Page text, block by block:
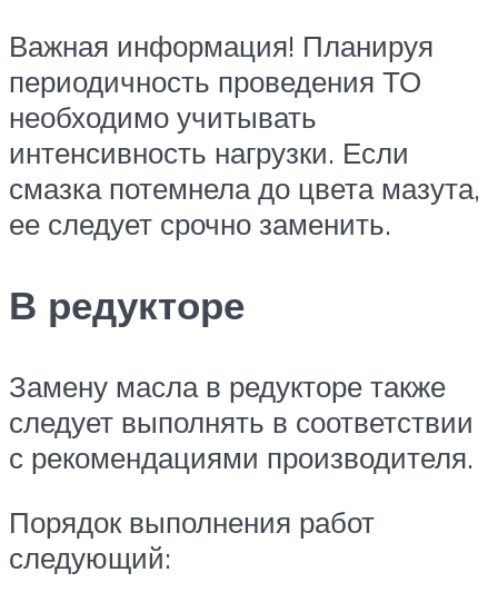
Важная информация! Планируя
периодичность проведения ТО
необходимо учитывать
интенсивность нагрузки. Если
смазка потемнела до цвета мазута,
ее следует срочно заменить.
В редукторе
Замену масла в редукторе также
следует выполнять в соответствии
с рекомендациями производителя.
Порядок выполнения работ
следующий: